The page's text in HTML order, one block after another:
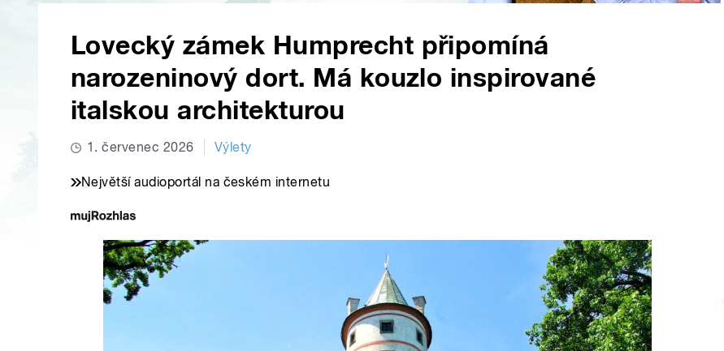
Lovecký zámek Humprecht připomíná
narozeninový dort. Má kouzlo inspirované
italskou architekturou
1. červenec 2026 Výlety
Největší audioportál na českém internetu